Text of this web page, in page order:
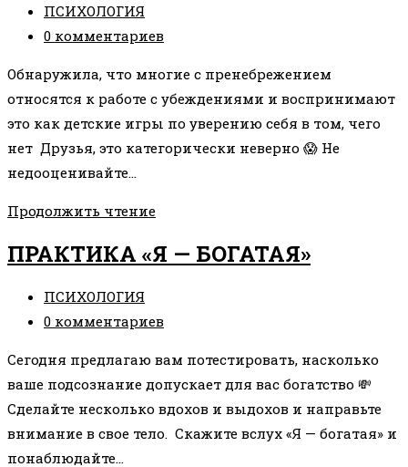
Рубрика
записи:
ПСИХОЛОГИЯ
Комментарии
записи:
0 комментариев
Обнаружила, что многие с пренебрежением
относятся к работе с убеждениями и воспринимают
это как детские игры по уверению себя в том, чего
нет Друзья, это категорически неверно 😱 Не
недооценивайте…
Продолжить чтениеПОЧЕМУ
РАБОТАТЬ
УСТАНОВКАМИ
ПРАКТИКА «Я — БОГАТАЯ»
Рубрика
записи:
ПСИХОЛОГИЯ
Комментарии
записи:
0 комментариев
Сегодня предлагаю вам потестировать, насколько
ваше подсознание допускает для вас богатство 💸
Сделайте несколько вдохов и выдохов и направьте
внимание в свое тело. Скажите вслух «Я — богатая» и
понаблюдайте…